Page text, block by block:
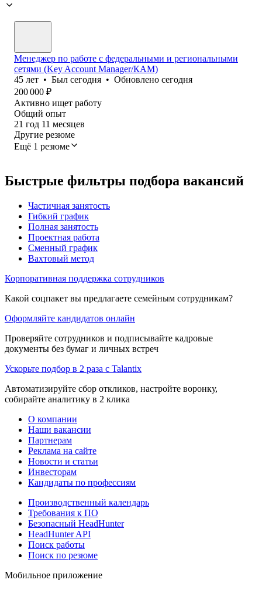
Менеджер по работе с федеральными и региональными
сетями (Key Account Manager/КАМ)
45 лет • Был сегодня • Обновлено сегодня
200 000 ₽
Активно ищет работу
Общий опыт
21 год 11 месяцев
Другие резюме
Ещё 1 резюме
Быстрые фильтры подбора вакансий
Частичная занятость
Гибкий график
Полная занятость
Проектная работа
Сменный график
Вахтовый метод
Корпоративная поддержка сотрудников
Какой соцпакет вы предлагаете семейным сотрудникам?
Оформляйте кандидатов онлайн
Проверяйте сотрудников и подписывайте кадровые
документы без бумаг и личных встреч
Ускорьте подбор в 2 раза с Talantix
Автоматизируйте сбор откликов, настройте воронку,
собирайте аналитику в 2 клика
О компании
Наши вакансии
Партнерам
Реклама на сайте
Новости и статьи
Инвесторам
Кандидаты по профессиям
Производственный календарь
Требования к ПО
Безопасный HeadHunter
HeadHunter API
Поиск работы
Поиск по резюме
Мобильное приложение